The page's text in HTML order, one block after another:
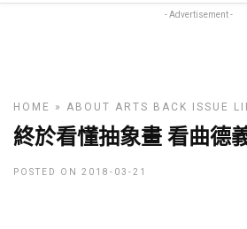
- Advertisement -
HOME » ABOUT ARTS BACK ISSUE
終於看懂抽象畫 看曲德
POSTED ON 2018-03-21